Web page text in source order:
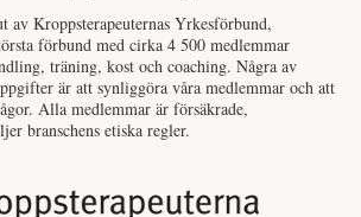
av Kroppsterapeuternas Yrkesförbund,
förbund med cirka 4 500 medlemmar
träning, kost och coaching. Några av
är att synliggöra våra medlemmar och att
Alla medlemmar är försäkrade,
branschens etiska regler.